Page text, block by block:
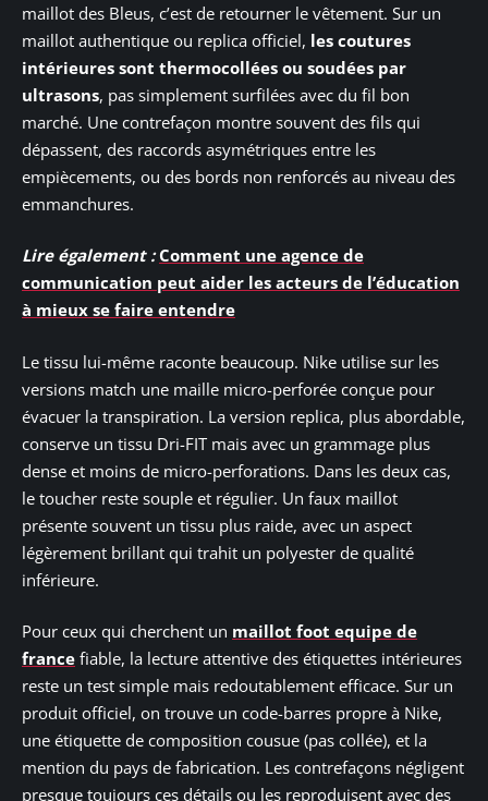
maillot des Bleus, c’est de retourner le vêtement. Sur un
maillot authentique ou replica officiel, les coutures
intérieures sont thermocollées ou soudées par
ultrasons, pas simplement surfilées avec du fil bon
marché. Une contrefaçon montre souvent des fils qui
dépassent, des raccords asymétriques entre les
empiècements, ou des bords non renforcés au niveau des
emmanchures.
Lire également : Comment une agence de
communication peut aider les acteurs de l’éducation
à mieux se faire entendre
Le tissu lui-même raconte beaucoup. Nike utilise sur les
versions match une maille micro-perforée conçue pour
évacuer la transpiration. La version replica, plus abordable,
conserve un tissu Dri-FIT mais avec un grammage plus
dense et moins de micro-perforations. Dans les deux cas,
le toucher reste souple et régulier. Un faux maillot
présente souvent un tissu plus raide, avec un aspect
légèrement brillant qui trahit un polyester de qualité
inférieure.
Pour ceux qui cherchent un maillot foot equipe de
france fiable, la lecture attentive des étiquettes intérieures
reste un test simple mais redoutablement efficace. Sur un
produit officiel, on trouve un code-barres propre à Nike,
une étiquette de composition cousue (pas collée), et la
mention du pays de fabrication. Les contrefaçons négligent
presque toujours ces détails ou les reproduisent avec des